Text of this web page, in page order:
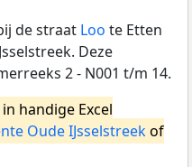
de straat Loo te Etten
Deze
2 - N001 t/m 14.
handige Excel
Oude IJsselstreekof